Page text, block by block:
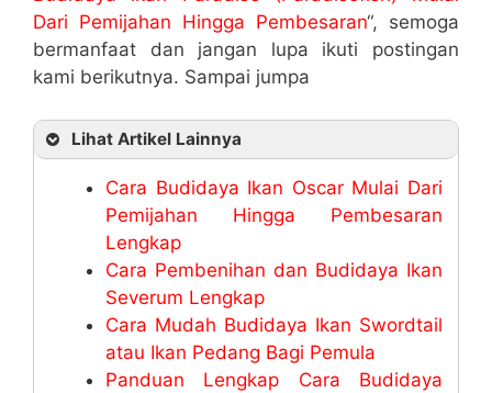
Dari Pemijahan Hingga Pembesaran“, semoga
bermanfaat dan jangan lupa ikuti postingan
kami berikutnya. Sampai jumpa
Lihat Artikel Lainnya
Cara Budidaya Ikan Oscar Mulai Dari
Pemijahan Hingga Pembesaran
Lengkap
Cara Pembenihan dan Budidaya Ikan
Severum Lengkap
Cara Mudah Budidaya Ikan Swordtail
atau Ikan Pedang Bagi Pemula
Panduan Lengkap Cara Budidaya